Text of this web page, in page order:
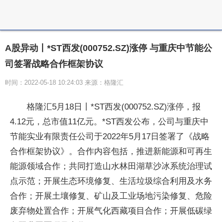
A股异动丨*ST西发(000752.SZ)涨停 与重庆中节能公
司签署战略合作框架协议
时间：2022-05-18 10:24:03 来源：格隆汇
格隆汇5月18日丨*ST西发(000752.SZ)涨停，报
4.12元，总市值11亿元。*ST西发公布，公司与重庆中
节能实业有限责任公司于2022年5月17日签署了《战略
合作框架协议》。合作内容包括，推进新能源和可再生
能源领域合作；共同打造山水林田湖草沙冰系统治理试
点示范；开展生态环境修复、生活垃圾综合利用及水务
合作；开展土壤修复、矿山及工业场地污染修复、危险
废弃物处置合作；开展气化西藏项目合作；开展低碳绿